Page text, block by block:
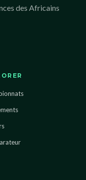
des Africains